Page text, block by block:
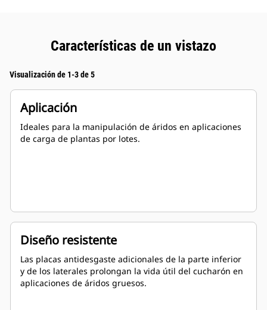
Características de un vistazo
Visualización de 1-3 de 5
Aplicación
Ideales para la manipulación de áridos en aplicaciones
de carga de plantas por lotes.
Diseño resistente
Las placas antidesgaste adicionales de la parte inferior
y de los laterales prolongan la vida útil del cucharón en
aplicaciones de áridos gruesos.